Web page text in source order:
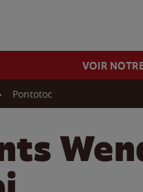
VOIR
Pontotoc